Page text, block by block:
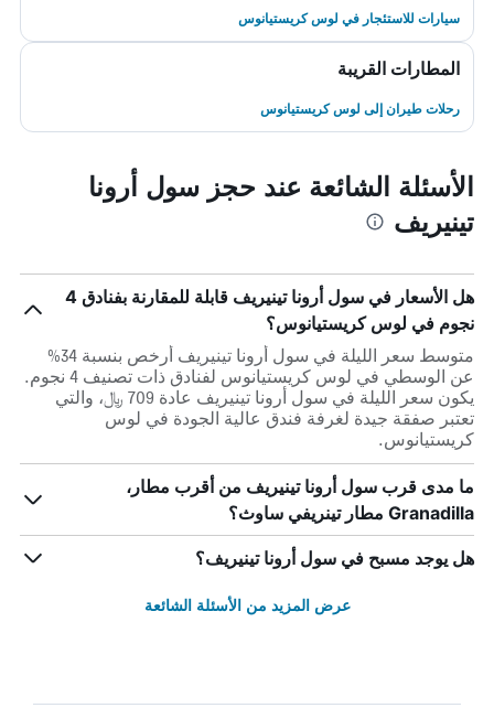
سيارات للاستئجار في لوس كريستيانوس
المطارات القريبة
رحلات طيران إلى لوس كريستيانوس
الأسئلة الشائعة عند حجز سول أرونا
تينيريف
هل الأسعار في سول أرونا تينيريف قابلة للمقارنة بفنادق 4
نجوم في لوس كريستيانوس؟
متوسط سعر الليلة في سول أرونا تينيريف أرخص بنسبة 34%
عن الوسطي في لوس كريستيانوس لفنادق ذات تصنيف 4 نجوم.
يكون سعر الليلة في سول أرونا تينيريف عادة 709 ﷼، والتي
تعتبر صفقة جيدة لغرفة فندق عالية الجودة في لوس
كريستيانوس.
ما مدى قرب سول أرونا تينيريف من أقرب مطار،
Granadilla مطار تينريفي ساوث؟
هل يوجد مسبح في سول أرونا تينيريف؟
عرض المزيد من الأسئلة الشائعة